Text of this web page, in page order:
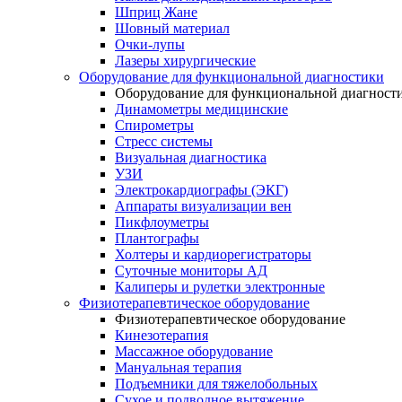
Шприц Жане
Шовный материал
Очки-лупы
Лазеры хирургические
Оборудование для функциональной диагностики
Оборудование для функциональной
Динамометры медицинские
Спирометры
Стресс системы
Визуальная диагностика
УЗИ
Электрокардиографы (ЭКГ)
Аппараты визуализации вен
Пикфлоуметры
Плантографы
Холтеры и кардиорегистраторы
Суточные мониторы АД
Калиперы и рулетки электронные
Физиотерапевтическое оборудование
Физиотерапевтическое оборудование
Кинезотерапия
Массажное оборудование
Мануальная терапия
Подъемники для тяжелобольных